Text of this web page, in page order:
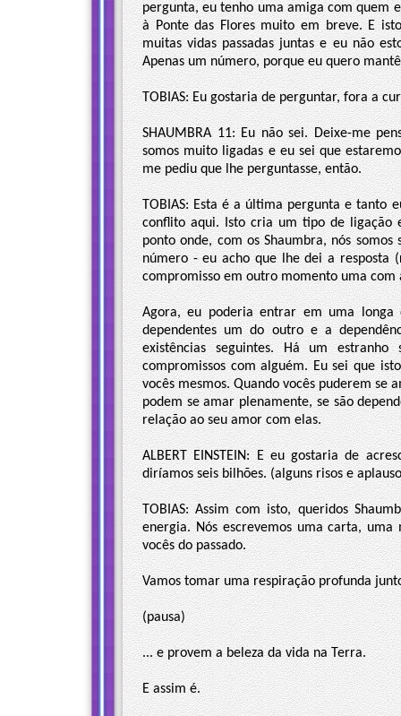
pergunta, eu tenho uma amiga com quem
à Ponte das Flores muito em breve. E
muitas vidas passadas juntas e eu não
Apenas um número, porque eu quero
TOBIAS: Eu gostaria de perguntar, fora a
SHAUMBRA 11: Eu não sei. Deixe-me
somos muito ligadas e eu sei que
me pediu que lhe perguntasse, então.
TOBIAS: Esta é a última pergunta e tanto
conflito aqui. Isto cria um tipo de ligação
ponto onde, com os Shaumbra, nós
número - eu acho que lhe dei a resposta
compromisso em outro momento uma com
Agora, eu poderia entrar em uma longa
dependentes um do outro e a
existências seguintes. Há um
compromissos com alguém. Eu sei que
vocês mesmos. Quando vocês puderem se
podem se amar plenamente, se são
relação ao seu amor com elas.
ALBERT EINSTEIN: E eu gostaria de
diríamos seis bilhões. (alguns risos e
TOBIAS: Assim com isto, queridos
energia. Nós escrevemos uma carta,
vocês do passado.
Vamos tomar uma respiração profunda
(pausa)
... e provem a beleza da vida na Terra.
E assim é.